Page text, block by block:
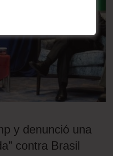
y denunció una
contra Brasil